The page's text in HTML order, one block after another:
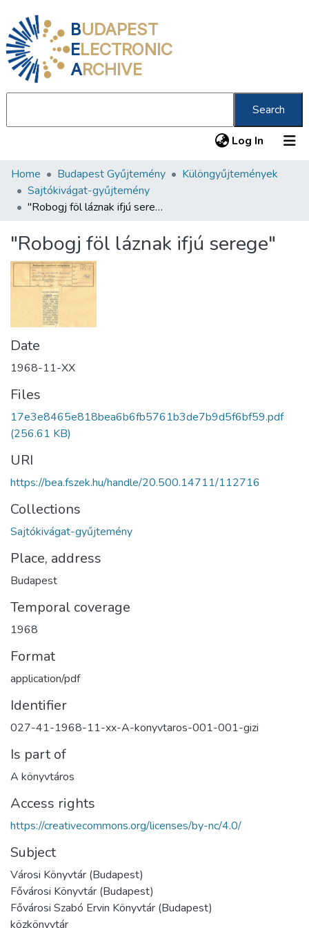
BUDAPEST
ELECTRONIC
ARCHIVE
Search
Log In (current)
Communities & Collections
All of DSpace
About us
Home Budapest Gyűjtemény
Különgyűjtemények
Sajtókivágat-gyűjtemény
"Robogj föl láznak ifjú serege"
"Robogj föl láznak ifjú serege"
Date
1968-11-XX
Files
17e3e8465e818bea6b6fb5761b3de7b9d5f6bf59.pdf
(256.61 KB)
URI
https://bea.fszek.hu/handle/20.500.14711/112716
Collections
Sajtókivágat-gyűjtemény
Place, address
Budapest
Temporal coverage
1968
Format
application/pdf
Identifier
027-41-1968-11-xx-A-konyvtaros-001-001-gizi
Is part of
A könyvtáros
Access rights
https://creativecommons.org/licenses/by-nc/4.0/
Subject
Városi Könyvtár (Budapest)
Fővárosi Könyvtár (Budapest)
Fővárosi Szabó Ervin Könyvtár (Budapest)
közkönyvtár